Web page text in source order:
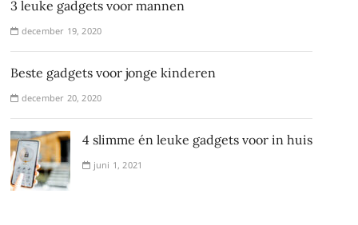
3 leuke gadgets voor mannen
december 19, 2020
Beste gadgets voor jonge kinderen
december 20, 2020
4 slimme én leuke gadgets voor in huis
juni 1, 2021